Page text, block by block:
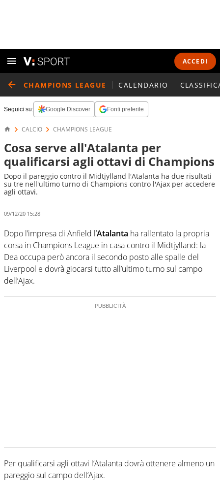
ACCEDI
CHAMPIONS LEAGUE CALENDARIO
Seguici su: Google Discover Fonti preferite
CALCIO CHAMPIONS LEAGUE
Cosa serve all'Atalanta per
qualificarsi agli ottavi di Champions
Dopo il pareggio contro il Midtjylland l'Atalanta ha due risultati
su tre nell'ultimo turno di Champions contro l'Ajax per accedere
agli ottavi.
09/12/20 15:28
Dopo l’impresa di Anfield l’Atalanta ha rallentato la propria
corsa in Champions League in casa contro il Midtjylland: la
Dea occupa però ancora il secondo posto alle spalle del
Liverpool e dovrà giocarsi tutto all’ultimo turno sul campo
dell’Ajax.
Per qualificarsi agli ottavi l’Atalanta dovrà ottenere almeno un
pareggio sul campo dell’Ajax.